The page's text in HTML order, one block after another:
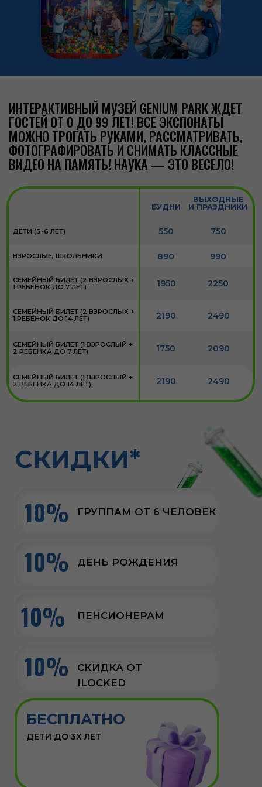
10%
10% ДЕНЬ РОЖДЕНИЯ
10%
*Скидки не суммируются и не распространяются
на акцию "Семейный билет"
ПЕНСИОНЕРАМ
СКИДКИ*
ILOCKED
НАШ РЕЙТИНГ 5,0
ДОБРЕЕ ВМЕСТЕ
читать на яндекс картах